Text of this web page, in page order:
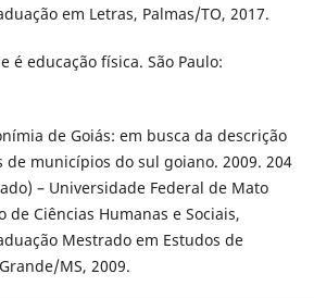
em Letras, Palmas/TO, 2017.
é educação física. São Paulo:
de Goiás: em busca da descrição
de municípios do sul goiano. 2009. 204
– Universidade Federal de Mato
de Ciências Humanas e Sociais,
Mestrado em Estudos de
MS, 2009.